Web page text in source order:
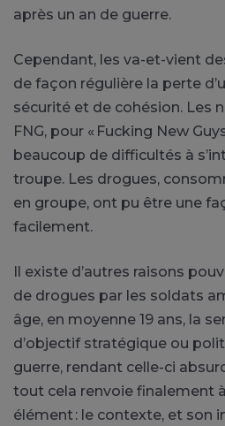
après un an de guerre.
Cependant, les va-et-vient
de façon régulière la perte
sécurité et de cohésion. Les
FNG, pour « Fucking New
beaucoup de difficultés à
troupe. Les drogues,
en groupe, ont pu être une
facilement.
Il existe d’autres raisons
de drogues par les soldats
âge, en moyenne 19 ans, la
d’objectif stratégique ou
guerre, rendant celle-ci
tout cela renvoie finalement
élément : le contexte, et son